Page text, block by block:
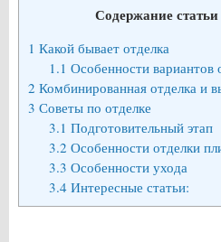
Содержание статьи
1 Какой бывает отделка
1.1 Особенности вариантов
2 Комбинированная отделка и
3 Советы по отделке
3.1 Подготовительный этап
3.2 Особенности отделки
3.3 Особенности ухода
3.4Интересные статьи: